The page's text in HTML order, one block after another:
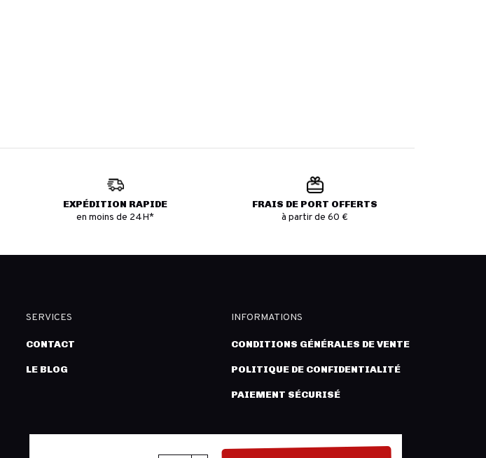
EXPÉDITION RAPIDE
en moins de 24H*
FRAIS DE PORT OFFERTS
à partir de 60 €
SERVICES
CONTACT
LE BLOG
INFORMATIONS
CONDITIONS GÉNÉRALES DE VENTE
POLITIQUE DE CONFIDENTIALITÉ
PAIEMENT SÉCURISÉ